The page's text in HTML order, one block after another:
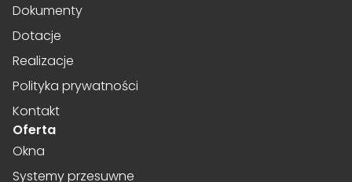
Dokumenty
Dotacje
Realizacje
Polityka prywatności
Kontakt
Oferta
Okna
Systemy przesuwne